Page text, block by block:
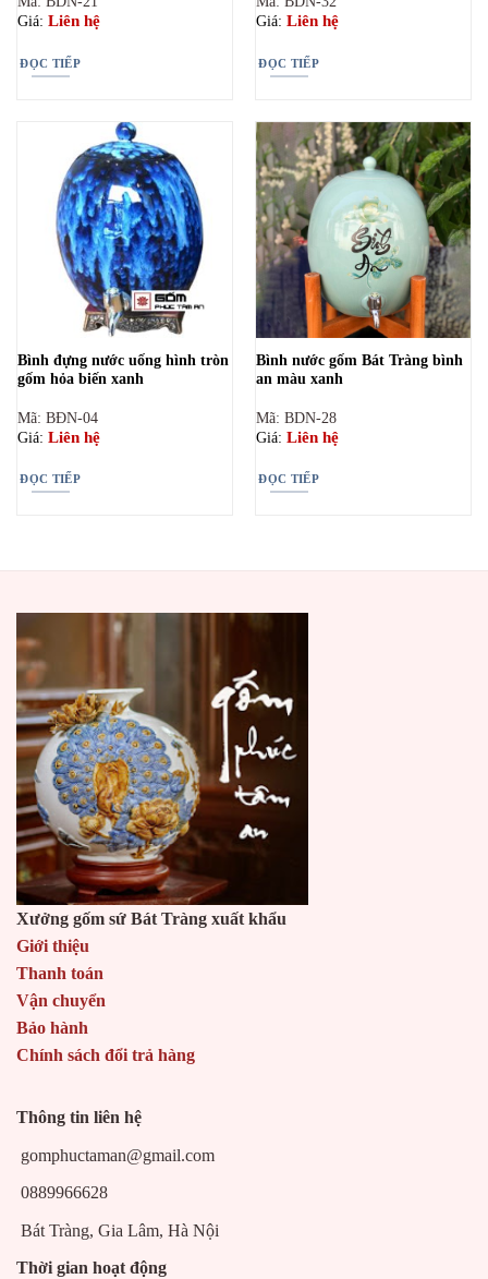
Giá: Liên hệ
ĐỌC TIẾP
Giá: Liên hệ
ĐỌC TIẾP
Bình đựng nước uống hình tròn
gốm hỏa biến xanh
Mã: BĐN-04
Giá: Liên hệ
ĐỌC TIẾP
Bình nước gốm Bát Tràng bình
an màu xanh
Mã: BDN-28
Giá: Liên hệ
ĐỌC TIẾP
Xưởng gốm sứ Bát Tràng xuất khẩu
Giới thiệu
Thanh toán
Vận chuyển
Bảo hành
Chính sách đổi trả hàng
Thông tin liên hệ
gomphuctaman@gmail.com
0889966628
Bát Tràng, Gia Lâm, Hà Nội
Thời gian hoạt động